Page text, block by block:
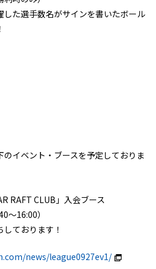
した選手数名がサインを書いたボール
イベント・ブースを予定しておりま
RAFT CLUB」入会ブース
～16:00）
ております！
news/league0927ev1/